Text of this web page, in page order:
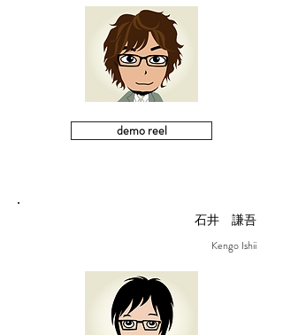
demo reel
石井 謙吾
Kengo Ishii